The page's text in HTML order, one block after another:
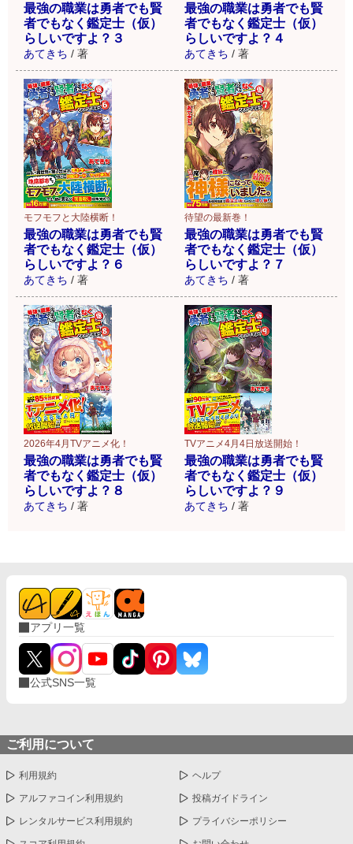
最強の職業は勇者でも賢
者でもなく鑑定士（仮）
らしいですよ？３
あてきち / 著
最強の職業は勇者でも賢
者でもなく鑑定士（仮）
らしいですよ？４
あてきち / 著
モフモフと大陸横断！
最強の職業は勇者でも賢
者でもなく鑑定士（仮）
らしいですよ？６
あてきち / 著
待望の最新巻！
最強の職業は勇者でも賢
者でもなく鑑定士（仮）
らしいですよ？７
あてきち / 著
2026年4月TVアニメ化！
最強の職業は勇者でも賢
者でもなく鑑定士（仮）
らしいですよ？８
あてきち / 著
TVアニメ4月4日放送開始！
最強の職業は勇者でも賢
者でもなく鑑定士（仮）
らしいですよ？９
あてきち / 著
アプリ一覧
公式SNS一覧
ご利用について
利用規約 ヘルプ
アルファコイン利用規約 投稿ガイドライン
レンタルサービス利用規約 プライバシーポリシー